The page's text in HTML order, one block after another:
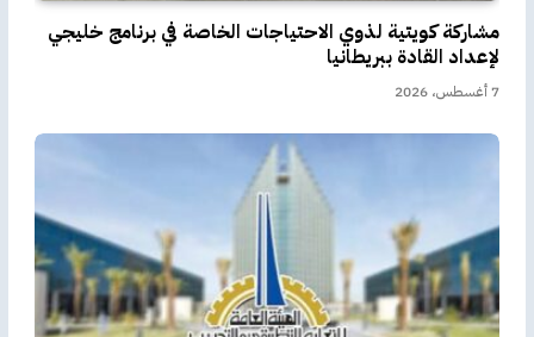
مشاركة كويتية لذوي الاحتياجات الخاصة في برنامج خليجي
لإعداد القادة ببريطانيا
7 أغسطس، 2026